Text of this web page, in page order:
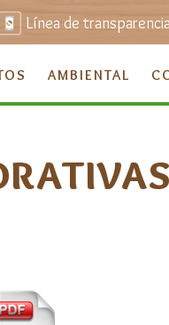
Línea de
AMBIENTAL